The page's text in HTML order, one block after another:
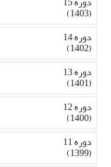
(1403)
دوره 14
(1402)
دوره 13
(1401)
دوره 12
(1400)
دوره 11
(1399)